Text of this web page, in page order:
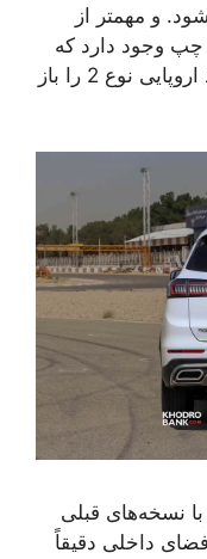
و مهمتر از
وجود دارد که
دسترسی به کانکتور شارژ استاندارد اروپایی نوع 2 را باز
نسخه‌های قبلی
فضای داخلی دقیقاً